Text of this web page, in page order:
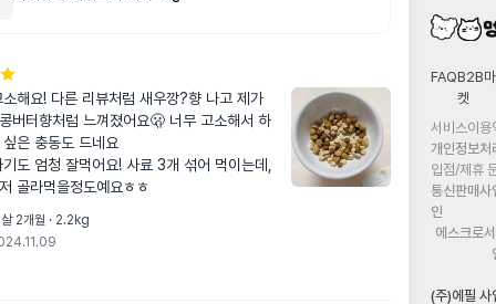
해요! 다른 리뷰처럼 새우깡?향 나고 제가
버터향처럼 느껴졌어요🫢 너무 고소해서 하
은 충동도 드네요
도 엄청 잘먹어요! 사료 3개 섞어 먹이는데,
골라먹을정도예요ㅎㅎ
살 2개월 · 2.2kg
FAQB2B마
켓
서비스이용
개인정보처
입점/제휴
통신판매사
인
에스크로
(주)에필 사